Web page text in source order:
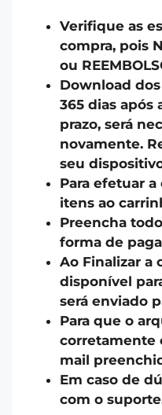
Verifique as
compra, pois
ou
Download
365 dias após
prazo, será
novamente.
seu
Para efetuar
itens ao
Preencha
forma de
Ao Finalizar a
disponível
será enviado
Para que o
corretamente
mail
Em caso de
com o